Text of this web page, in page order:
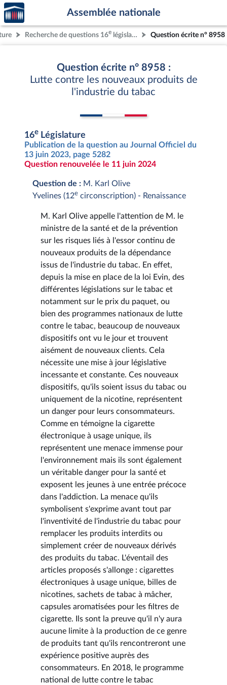
Aller au contenu
Aller en bas de la page
Accèder
à la
page
d'accueil
Assemblée nationale
Recherche de questions 16e législature Question écrite n° 8958
Question écrite n° 8958 :
Lutte contre les nouveaux produits de
l'industrie du tabac
16e Législature
Publication de la question au Journal Officiel du
13 juin 2023, page 5282
Question renouvelée le 11 juin 2024
Question de : M. Karl Olive
Yvelines (12e circonscription) - Renaissance
M. Karl Olive appelle l'attention de M. le
ministre de la santé et de la prévention
sur les risques liés à l'essor continu de
nouveaux produits de la dépendance
issus de l'industrie du tabac. En effet,
depuis la mise en place de la loi Evin, des
différentes législations sur le tabac et
notamment sur le prix du paquet, ou
bien des programmes nationaux de lutte
contre le tabac, beaucoup de nouveaux
dispositifs ont vu le jour et trouvent
aisément de nouveaux clients. Cela
nécessite une mise à jour législative
incessante et constante. Ces nouveaux
dispositifs, qu'ils soient issus du tabac ou
uniquement de la nicotine, représentent
un danger pour leurs consommateurs.
Comme en témoigne la cigarette
électronique à usage unique, ils
représentent une menace immense pour
l'environnement mais ils sont également
un véritable danger pour la santé et
exposent les jeunes à une entrée précoce
dans l'addiction. La menace qu'ils
symbolisent s'exprime avant tout par
l'inventivité de l'industrie du tabac pour
remplacer les produits interdits ou
simplement créer de nouveaux dérivés
des produits du tabac. L'éventail des
articles proposés s'allonge : cigarettes
électroniques à usage unique, billes de
nicotines, sachets de tabac à mâcher,
capsules aromatisées pour les filtres de
cigarette. Ils sont la preuve qu'il n'y aura
aucune limite à la production de ce genre
de produits tant qu'ils rencontreront une
expérience positive auprès des
consommateurs. En 2018, le programme
national de lutte contre le tabac